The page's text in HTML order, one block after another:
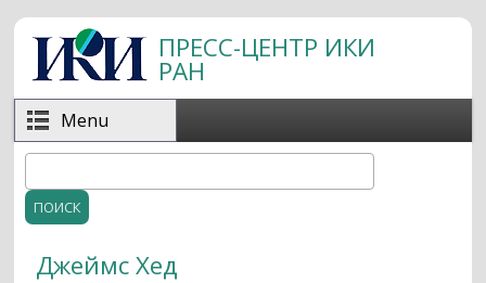
Перейти к основному содержанию
ПРЕСС-ЦЕНТР ИКИ
РАН
Menu
Форма поиска
Джеймс Хед